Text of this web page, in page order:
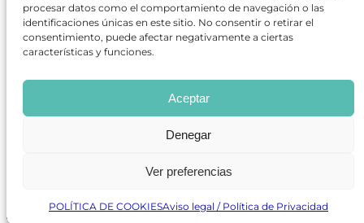
procesar datos como el comportamiento de navegación o las
identificaciones únicas en este sitio. No consentir o retirar el
consentimiento, puede afectar negativamente a ciertas
características y funciones.
Aceptar
Denegar
Ver preferencias
POLÍTICA DE COOKIESAviso legal / Política de Privacidad
BÚSQUEDA AVANZADA DE OBRAS
en información sobre artes escénicas de Madrid, gratuita y
que se distribuye en espacios escénicos, además de otros
puntos de interés turístico y de ocio de la capital.
Desarrollado por Precise Future